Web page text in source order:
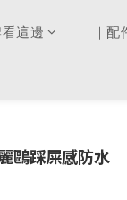
看這邊 ｜
鷗踩屎感防水